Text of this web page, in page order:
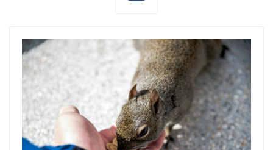
mlada-
hrabrost.png